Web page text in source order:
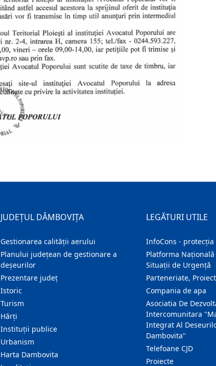
JUDEȚUL DÂMBOVIȚA
Gestionarea calității aerului
Planului județean de gestionare a
deșeurilor
Prezentare judeţ
Istoric
Turism
Hărţi
Instituţii publice
Urbanism
Harta Dambovita
LEGĂTURI UTILE
InfoCons -
Platforma
Situații de Urgență
Parteneriate,
Compania de apa
Asociatia De
Intercomunitara
Integrat Al
Dambovita"
Telefoane CJD
Proiecte